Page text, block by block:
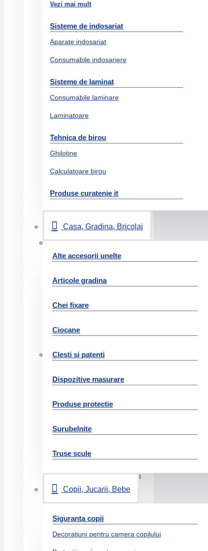
Vezi mai mult
Sisteme de indosariat
Aparate indosariat
Consumabile indosariere
Sisteme de laminat
Consumabile laminare
Laminatoare
Tehnica de birou
Ghilotine
Calculatoare birou
Produse curatenie it
Casa, Gradina, Bricolaj
Alte accesorii unelte
Articole gradina
Chei fixare
Ciocane
Clesti si patenti
Dispozitive masurare
Produse protectie
Surubelnite
Truse scule
Copii, Jucarii, Bebe
Siguranta copii
Decoratiuni pentru camera copilului
Perforatoare
Cosuri birou
Decapsatoare
Suporti birou
Tusuri si tusiere
Lipiciuri
Articole creative
Articole party
Hobby
Diverse articole creative
Calc
Carton copiator
Etichete
Hartie format mare
Hartie milimetrica
Plicuri
Role case marcat
Role pret